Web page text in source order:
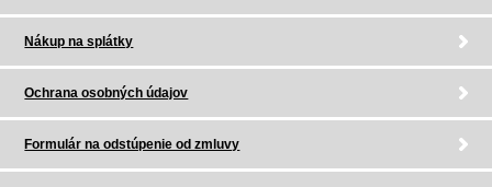
Nákup na splátky
Ochrana osobných údajov
Formulár na odstúpenie od zmluvy